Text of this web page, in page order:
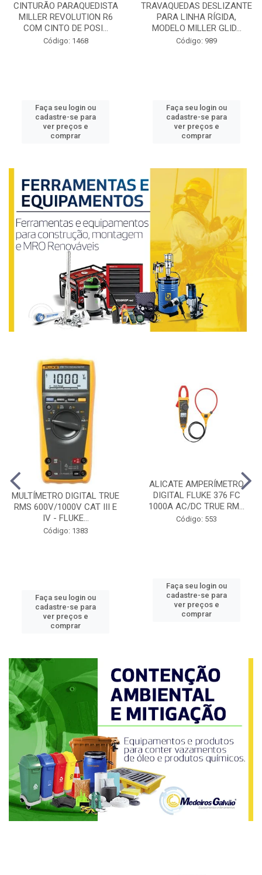
CINTURÃO PARAQUEDISTA
MILLER REVOLUTION R6
COM CINTO DE POSI...
Código: 1468
Faça seu login ou
cadastre-se para
ver preços e
comprar
TRAVAQUEDAS DESLIZANTE
PARA LINHA RÍGIDA,
MODELO MILLER GLID...
Código: 989
Faça seu login ou
cadastre-se para
ver preços e
comprar
MULTÍMETRO DIGITAL TRUE
RMS 600V/1000V CAT III E
IV - FLUKE...
Código: 1383
Faça seu login ou
cadastre-se para
ver preços e
comprar
ALICATE AMPERÍMETRO
DIGITAL FLUKE 376 FC
1000A AC/DC TRUE RM...
Código: 553
Faça seu login ou
cadastre-se para
ver preços e
comprar